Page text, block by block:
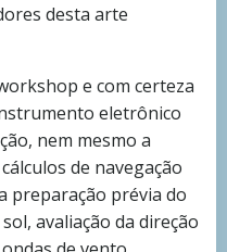
desta arte
e com certeza
eletrônico
nem mesmo a
de navegação
preparação prévia do
avaliação da direção